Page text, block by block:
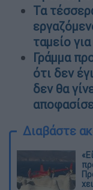
Τα
ταμείο
Γράμμα
ότι δεν
δεν θα
Διαβάστε